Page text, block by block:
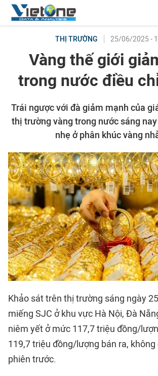
THỊ TRƯỜNG 25/06/2025 -
Vàng thế giới
trong nước điều
Trái ngược với đà giảm mạnh của
thị trường vàng trong nước sáng
nhẹ ở phân khúc vàng
Khảo sát trên thị trường sáng ngày
miếng SJC ở khu vực Hà Nội, Đà
niêm yết ở mức 117,7 triệu đồng/
119,7 triệu đồng/lượng bán ra, không
phiên trước.